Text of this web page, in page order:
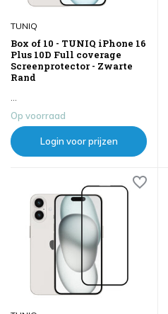
TUNIQ
Box of 10 - TUNIQ iPhone 16
Plus 10D Full coverage
Screenprotector - Zwarte
Rand
Op voorraad
Login voor prijzen